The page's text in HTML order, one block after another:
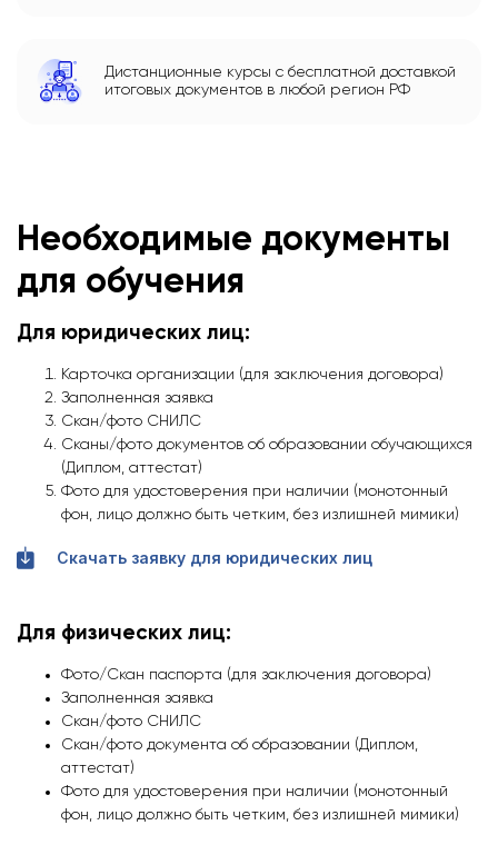
Дистанционные курсы с бесплатной доставкой
итоговых документов в любой регион РФ
Необходимые документы
для обучения
Для юридических лиц:
Карточка организации (для заключения договора)
Заполненная заявка
Скан/фото СНИЛС
Сканы/фото документов об образовании обучающихся
(Диплом, аттестат)
Фото для удостоверения при наличии (монотонный
фон, лицо должно быть четким, без излишней мимики)
Скачать заявку для юридических лиц
Для физических лиц:
Фото/Скан паспорта (для заключения договора)
Заполненная заявка
Скан/фото СНИЛС
Скан/фото документа об образовании (Диплом,
аттестат)
Фото для удостоверения при наличии (монотонный
фон, лицо должно быть четким, без излишней мимики)